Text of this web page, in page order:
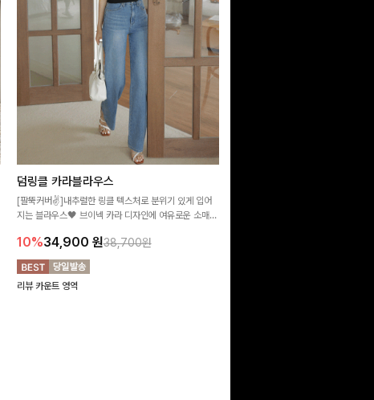
덤링클 카라블라우스
[팔뚝커버✌]내추럴한 링클 텍스처로 분위기 있게 입어
지는 블라우스🖤 브이넥 카라 디자인에 여유로운 소매핏
10%34,900 원38,700원
리뷰 카운트 영역